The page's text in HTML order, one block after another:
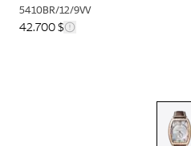
5410BR/12/9VV
42.700 $